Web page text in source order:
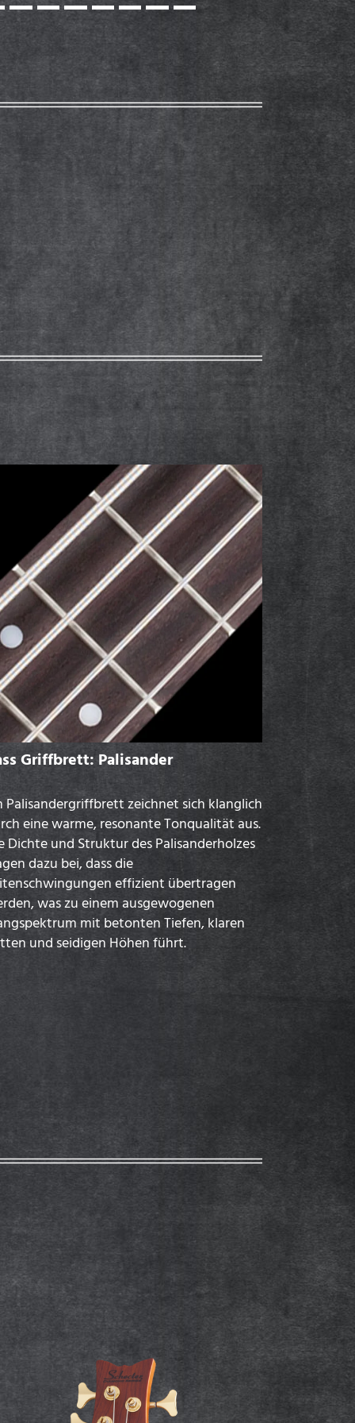
Griffbrett: Palisander
Palisandergriffbrett zeichnet sich klanglich
eine warme, resonante Tonqualität aus.
Dichte und Struktur des Palisanderholzes
dazu bei, dass die
effizient übertragen
was zu einem ausgewogenen
mit betonten Tiefen, klaren
und seidigen Höhen führt.